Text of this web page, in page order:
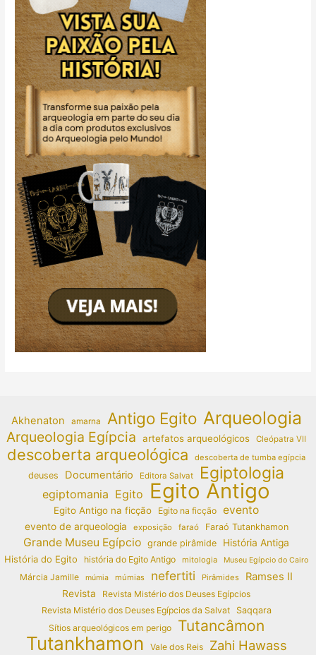
Akhenaton amarna Antigo Egito Arqueologia
Arqueologia Egípcia artefatos arqueológicos Cleópatra VII
descoberta arqueológica descoberta de tumba egípcia
deuses Documentário Editora Salvat Egiptologia
egiptomania Egito Egito Antigo
Egito Antigo na ficção Egito na ficção evento
evento de arqueologia exposição faraó Faraó Tutankhamon
Grande Museu Egípcio grande pirâmide
História Antiga
História do Egito
história do Egito Antigo mitologia Museu Egípcio do Cairo
Márcia Jamille múmia múmias nefertiti Pirâmides Ramses II
Revista
Revista Mistério dos Deuses Egípcios
Revista Mistério dos Deuses Egípcios da Salvat
Saqqara
Sítios arqueológicos em perigo
Tutancâmon
Tutankhamon Vale dos Reis Zahi Hawass